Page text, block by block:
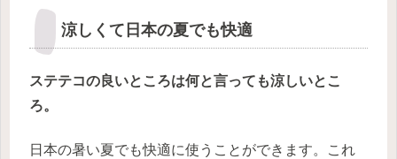
涼しくて日本の夏でも快適
ステテコの良いところは何と言っても涼しいとこ
ろ。
日本の暑い夏でも快適に使うことができます。これ